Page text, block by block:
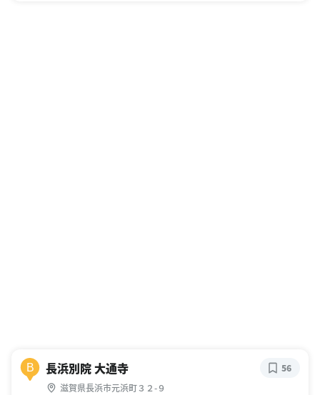
B 長浜別院 大通寺
滋賀県長浜市元浜町３２-９
56